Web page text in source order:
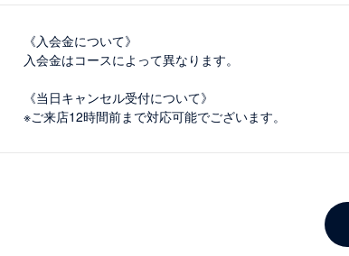
《入会金について》
入会金はコースによって異なります。
《当日キャンセル受付について》
※ご来店12時間前まで対応可能でございます。